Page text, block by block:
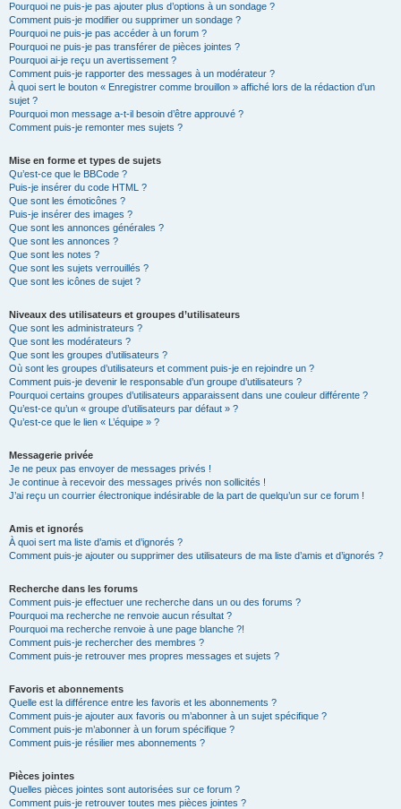
Pourquoi ne puis-je pas ajouter plus d’options à un sondage ?
Comment puis-je modifier ou supprimer un sondage ?
Pourquoi ne puis-je pas accéder à un forum ?
Pourquoi ne puis-je pas transférer de pièces jointes ?
Pourquoi ai-je reçu un avertissement ?
Comment puis-je rapporter des messages à un modérateur ?
À quoi sert le bouton « Enregistrer comme brouillon » affiché lors de la rédaction d’un
sujet ?
Pourquoi mon message a-t-il besoin d’être approuvé ?
Comment puis-je remonter mes sujets ?
Mise en forme et types de sujets
Qu’est-ce que le BBCode ?
Puis-je insérer du code HTML ?
Que sont les émoticônes ?
Puis-je insérer des images ?
Que sont les annonces générales ?
Que sont les annonces ?
Que sont les notes ?
Que sont les sujets verrouillés ?
Que sont les icônes de sujet ?
Niveaux des utilisateurs et groupes d’utilisateurs
Que sont les administrateurs ?
Que sont les modérateurs ?
Que sont les groupes d’utilisateurs ?
Où sont les groupes d’utilisateurs et comment puis-je en rejoindre un ?
Comment puis-je devenir le responsable d’un groupe d’utilisateurs ?
Pourquoi certains groupes d’utilisateurs apparaissent dans une couleur différente ?
Qu’est-ce qu’un « groupe d’utilisateurs par défaut » ?
Qu’est-ce que le lien « L’équipe » ?
Messagerie privée
Je ne peux pas envoyer de messages privés !
Je continue à recevoir des messages privés non sollicités !
J’ai reçu un courrier électronique indésirable de la part de quelqu’un sur ce forum !
Amis et ignorés
À quoi sert ma liste d’amis et d’ignorés ?
Comment puis-je ajouter ou supprimer des utilisateurs de ma liste d’amis et d’ignorés ?
Recherche dans les forums
Comment puis-je effectuer une recherche dans un ou des forums ?
Pourquoi ma recherche ne renvoie aucun résultat ?
Pourquoi ma recherche renvoie à une page blanche ?!
Comment puis-je rechercher des membres ?
Comment puis-je retrouver mes propres messages et sujets ?
Favoris et abonnements
Quelle est la différence entre les favoris et les abonnements ?
Comment puis-je ajouter aux favoris ou m’abonner à un sujet spécifique ?
Comment puis-je m’abonner à un forum spécifique ?
Comment puis-je résilier mes abonnements ?
Pièces jointes
Quelles pièces jointes sont autorisées sur ce forum ?
Comment puis-je retrouver toutes mes pièces jointes ?